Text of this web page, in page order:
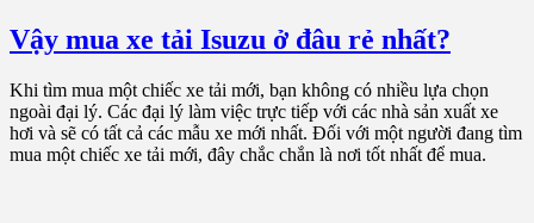
Vậy mua xe tải Isuzu ở đâu rẻ nhất?
Khi tìm mua một chiếc xe tải mới, bạn không có nhiều lựa chọn
ngoài đại lý. Các đại lý làm việc trực tiếp với các nhà sản xuất xe
hơi và sẽ có tất cả các mẫu xe mới nhất. Đối với một người đang tìm
mua một chiếc xe tải mới, đây chắc chắn là nơi tốt nhất để mua.